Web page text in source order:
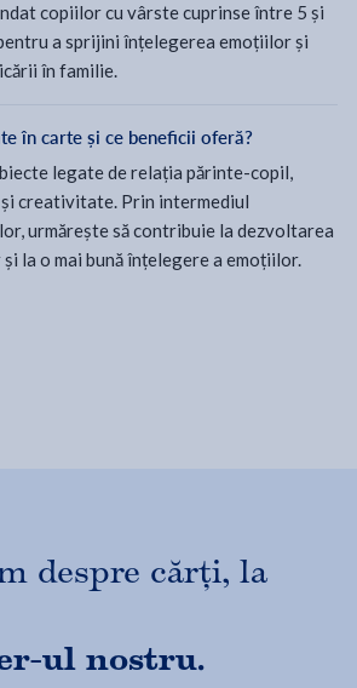
copiilor cu vârste cuprinse între 5 și
a sprijini înțelegerea emoțiilor și
în familie.
în carte și ce beneficii oferă?
legate de relația părinte-copil,
creativitate. Prin intermediul
urmărește să contribuie la dezvoltarea
la o mai bună înțelegere a emoțiilor.
despre cărți, la
ul nostru.